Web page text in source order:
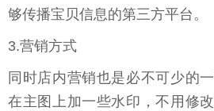
够传播宝贝信息的第三方平台。
3.营销方式
同时店内营销也是必不可少的
在主图上加一些水印，不用修